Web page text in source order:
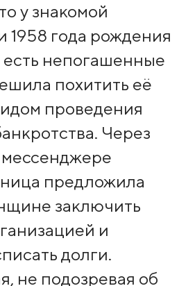
у знакомой
1958 года рождения
непогашенные
похитить её
проведения
Через
предложила
заключить
и
долги.
не подозревая об